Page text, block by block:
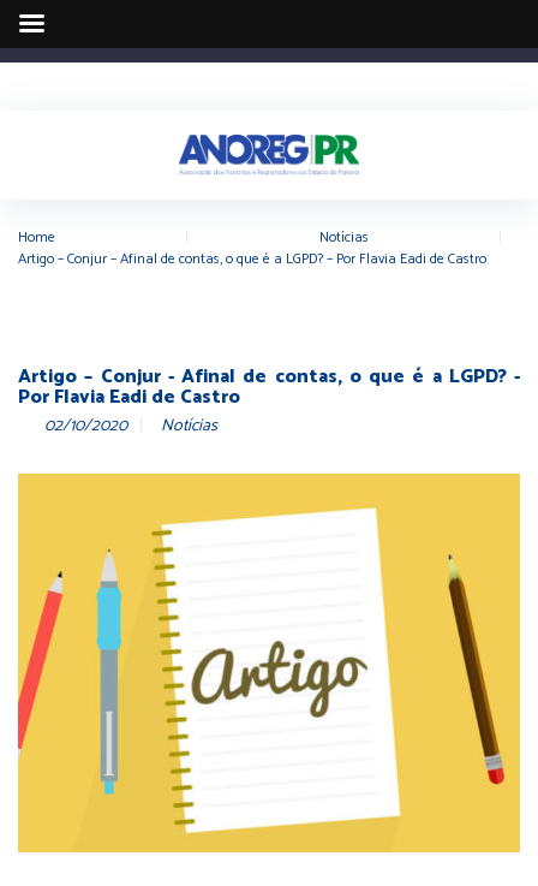
Home Notícias
Artigo – Conjur – Afinal de contas, o que é a LGPD? – Por Flavia Eadi de Castro
Artigo – Conjur - Afinal de contas, o que é a LGPD? -
Por Flavia Eadi de Castro
02/10/2020 Notícias